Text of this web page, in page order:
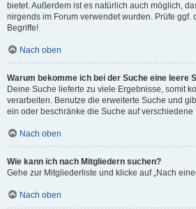
bietet. Außerdem ist es natürlich auch möglich,
nirgends im Forum verwendet wurden. Prüfe ggf.
Begriffe!
Nach oben
Warum bekomme ich bei der Suche eine leere
Deine Suche lieferte zu viele Ergebnisse, somit
verarbeiten. Benutze die erweiterte Suche und
ein oder beschränke die Suche auf verschiedene
Nach oben
Wie kann ich nach Mitgliedern suchen?
Gehe zur Mitgliederliste und klicke auf „Nach
Nach oben